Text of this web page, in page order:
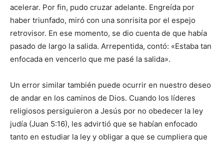
acelerar. Por fin, pudo cruzar adelante. Engreída por
haber triunfado, miró con una sonrisita por el espejo
retrovisor. En ese momento, se dio cuenta de que había
pasado de largo la salida. Arrepentida, contó: «Estaba tan
enfocada en vencerlo que me pasé la salida».
Un error similar también puede ocurrir en nuestro deseo
de andar en los caminos de Dios. Cuando los líderes
religiosos persiguieron a Jesús por no obedecer la ley
judía (Juan 5:16), les advirtió que se habían enfocado
tanto en estudiar la ley y obligar a que se cumpliera que